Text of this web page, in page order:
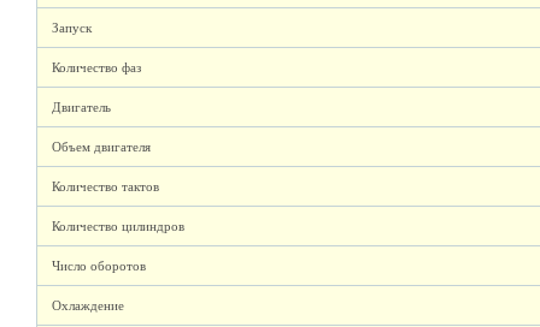
Запуск
Количество фаз
Двигатель
Объем двигателя
Количество тактов
Количество цилиндров
Число оборотов
Охлаждение